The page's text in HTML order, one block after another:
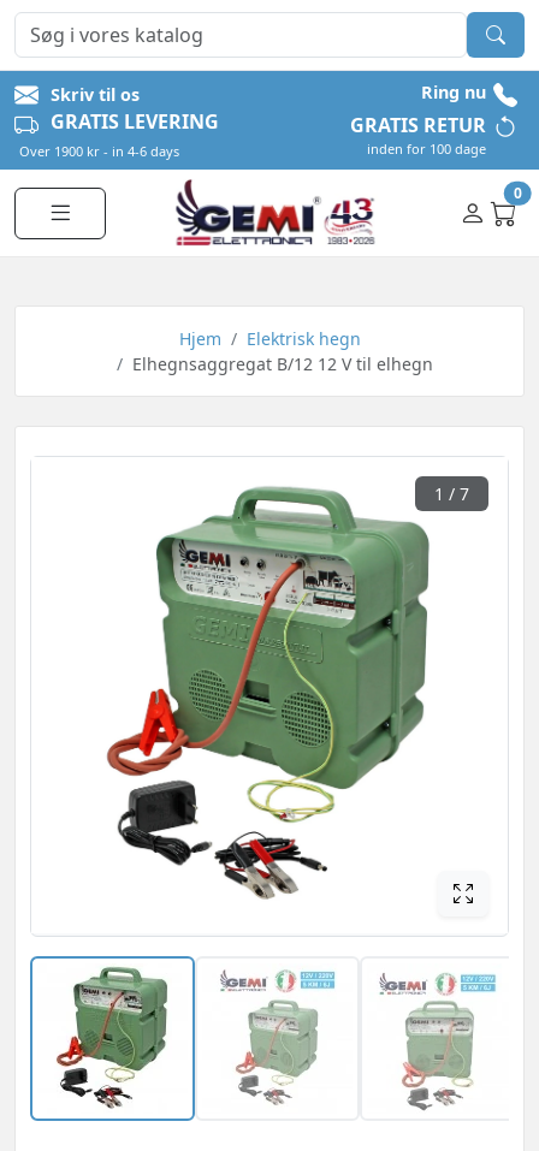
Skriv til os Ring nu
GRATIS LEVERING
Over 1900 kr - in 4-6 days
GRATIS RETUR
inden for 100 dage
0
Hjem
Elektrisk hegn
Elhegnsaggregat B/12 12 V til elhegn
1 / 7